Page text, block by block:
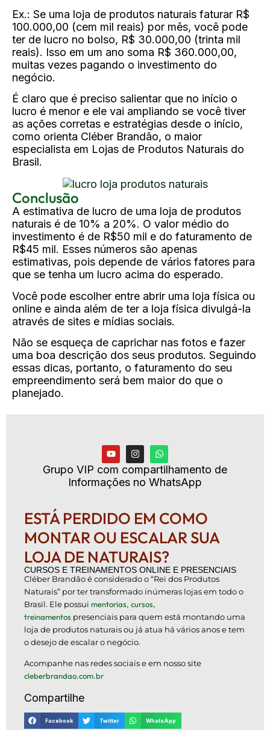
Ex.: Se uma loja de produtos naturais faturar R$
100.000,00 (cem mil reais) por mês, você pode
ter de lucro no bolso, R$ 30.000,00 (trinta mil
reais). Isso em um ano soma R$ 360.000,00,
muitas vezes pagando o investimento do
negócio.
É claro que é preciso salientar que no início o
lucro é menor e ele vai ampliando se você tiver
as ações corretas e estratégias desde o início,
como orienta Cléber Brandão, o maior
especialista em Lojas de Produtos Naturais do
Brasil.
Conclusão
A estimativa de lucro de uma loja de produtos
naturais é de 10% a 20%. O valor médio do
investimento é de R$50 mil e do faturamento de
R$45 mil. Esses números são apenas
estimativas, pois depende de vários fatores para
que se tenha um lucro acima do esperado.
Você pode escolher entre abrir uma loja física ou
online e ainda além de ter a loja física divulgá-la
através de sites e mídias sociais.
Não se esqueça de caprichar nas fotos e fazer
uma boa descrição dos seus produtos. Seguindo
essas dicas, portanto, o faturamento do seu
empreendimento será bem maior do que o
planejado.
Grupo VIP com compartilhamento de
Informações no WhatsApp
ESTÁ PERDIDO EM COMO
MONTAR OU ESCALAR SUA
LOJA DE NATURAIS?
CURSOS E TREINAMENTOS ONLINE E PRESENCIAIS
Cléber Brandão é considerado o “Rei dos Produtos
Naturais” por ter transformado inúmeras lojas em todo o
Brasil. Ele possui mentorias, cursos,
treinamentos presenciais para quem está montando uma
loja de produtos naturais ou já atua há vários anos e tem
o desejo de escalar o negócio.
Acompanhe nas redes sociais e em nosso site
cleberbrandao.com.br
Compartilhe
Facebook Twitter WhatsApp